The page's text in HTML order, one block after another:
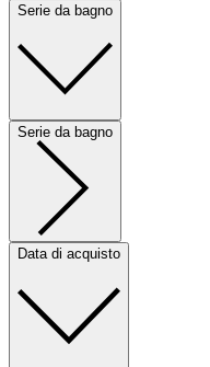
Serie da bagno
Serie da bagno
Data di acquisto